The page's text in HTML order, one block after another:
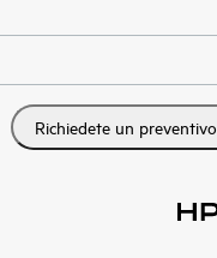
Richiedete un preventivo